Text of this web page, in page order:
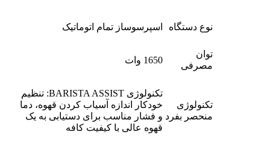
نوع دستگاه اسپرسوساز تمام اتوماتیک
توان
مصرفی
1650 وات
تکنولوژی
منحصر بفرد
تکنولوژی BARISTA ASSIST: تنظیم
خودکار اندازه آسیاب کردن قهوه، دما
و فشار مناسب برای دستیابی به یک
قهوه عالی با کیفیت کافه